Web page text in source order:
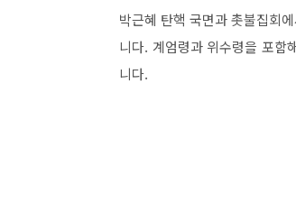
박근혜 탄핵 국면과 촛불집회
니다. 계엄령과 위수령을 포함
니다.